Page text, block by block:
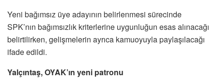
Yeni bağımsız üye adayının belirlenmesi sürecinde
SPK’nın bağımsızlık kriterlerine uygunluğun esas alınacağı
belirtilirken, gelişmelerin ayrıca kamuoyuyla paylaşılacağı
ifade edildi.
Yalçıntaş, OYAK’ın yeni patronu